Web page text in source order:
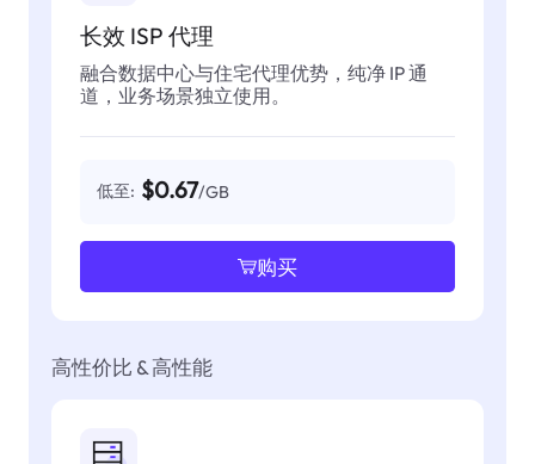
长效 ISP 代理
融合数据中心与住宅代理优势，纯净 IP 通
道，业务场景独立使用。
低至: $0.67/GB
购买
高性价比 & 高性能